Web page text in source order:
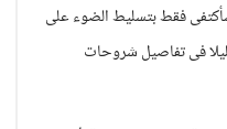
سأكتفى فقط بتسليط الضوء على
فى تفاصيل شروحات